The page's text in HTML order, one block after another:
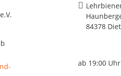
84378
ab 19:00